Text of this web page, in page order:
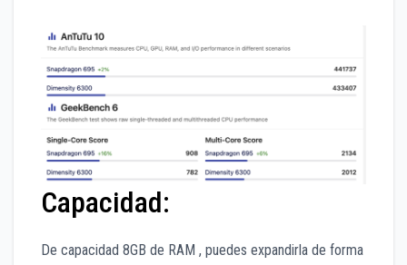
Capacidad:
De capacidad 8GB de RAM , puedes expandirla de forma